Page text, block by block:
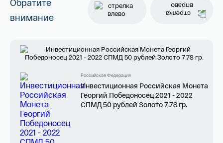
Обратите
внимание
Российская Федерация
Инвестиционная Российская Монета
Георгий Победоносец 2021 - 2022
СПМД 50 рублей Золото 7.78 гр.